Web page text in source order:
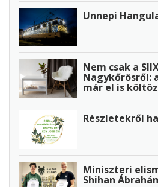
Ünnepi
Nem csak a
Nagykőrösről:
már el is
Részletekről
Miniszteri
Shihan